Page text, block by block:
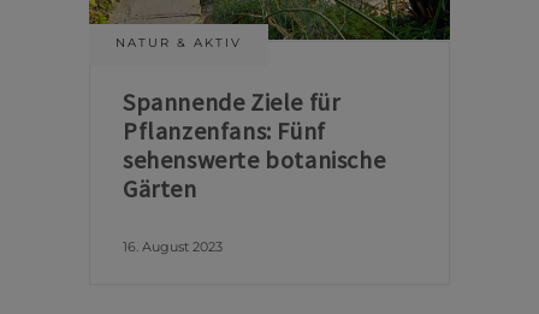
NATUR & AKTIV
Spannende Ziele für
Pflanzenfans: Fünf
sehenswerte botanische
Gärten
16. August 2023